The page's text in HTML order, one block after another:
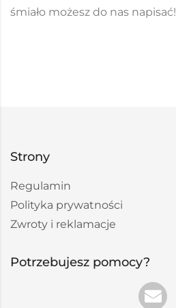
śmiało możesz do nas napisać!
Strony
Regulamin
Polityka prywatności
Zwroty i reklamacje
Potrzebujesz pomocy?